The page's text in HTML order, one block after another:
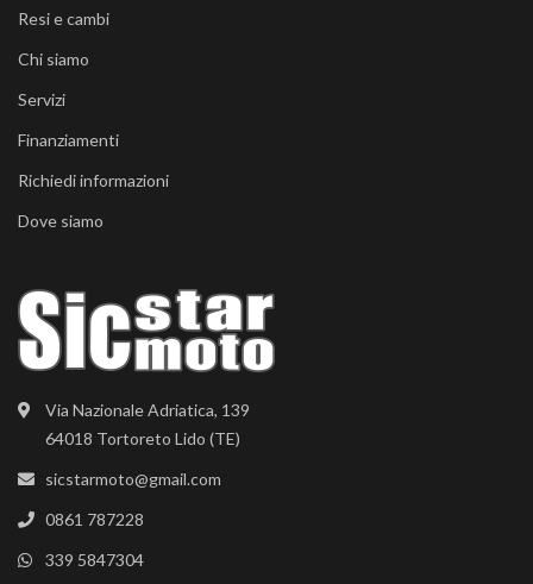
Via Nazionale Adriatica, 139
64018 Tortoreto Lido (TE)
sicstarmoto@gmail.com
0861 787228
339 5847304
Resi e cambi
Chi siamo
Servizi
Finanziamenti
Richiedi informazioni
Dove siamo